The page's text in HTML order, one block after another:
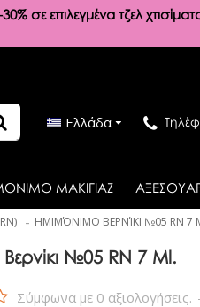
σε επιλεγμένα τζελ
Ελλάδα
ΜΑΚΙΓΙΑΖ
ΗΜΙΜΌΝΙΜΟ ΒΕΡΝΊΚΙ №05 RN 7
Βερνίκι №05 RN 7 Ml.
Σύμφωνα με 0 αξιολογήσεις.